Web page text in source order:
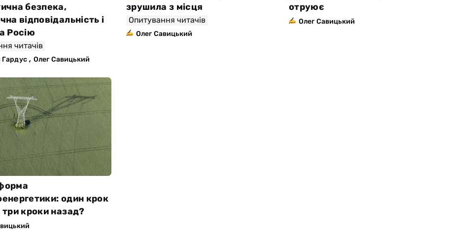
безпека,
відповідальність і
Росію
читачів
, Олег Савицький
зрушила з місця
Опитування читачів
Олег Савицький
отруює
Олег Савицький
один крок
кроки назад?